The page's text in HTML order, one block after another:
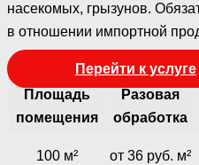
насекомых, грызунов.
в отношении импортной
Перейти к услуге
Площадь
помещения
Разовая
обработка
100 м² от 36 руб. м²